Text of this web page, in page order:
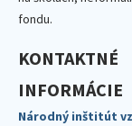
fondu.
KONTAKTNÉ
INFORMÁCIE
Národný inštitút